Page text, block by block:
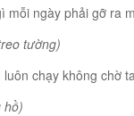
mỗi ngày phải gỡ ra
tường)
luôn chạy không chờ
hồ)